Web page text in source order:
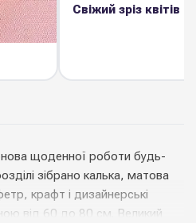
Свіжий зріз квітів
щоденної роботи будь-
зібрано калька, матова
крафт і дизайнерські
від 60 до 80 см. Великий